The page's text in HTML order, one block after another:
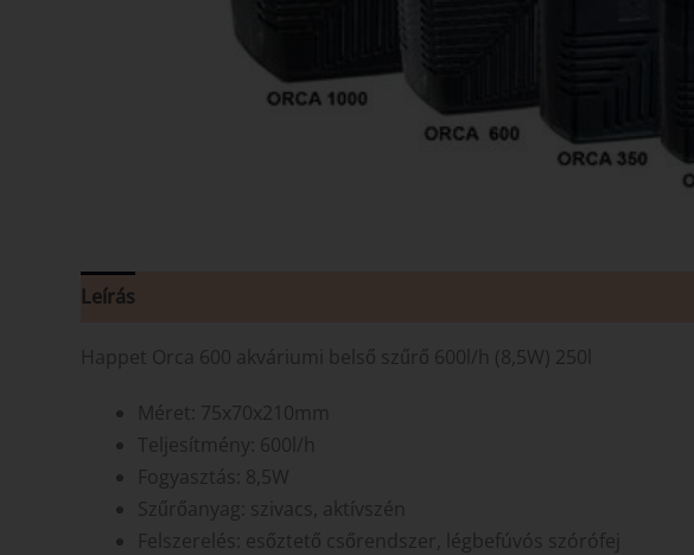
Leírás
Happet Orca 600 akváriumi belső szűrő 600l/h (8,5W) 250l
Méret: 75x70x210mm
Teljesítmény: 600l/h
Fogyasztás: 8,5W
Szűrőanyag: szivacs, aktívszén
Felszerelés: esőztető csőrendszer, légbefúvós szórófej